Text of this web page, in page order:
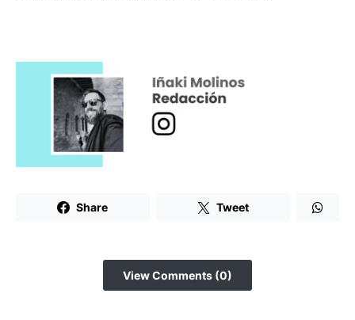
Share Tweet
View Comments (0)